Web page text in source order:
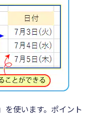
を使います。ポイント